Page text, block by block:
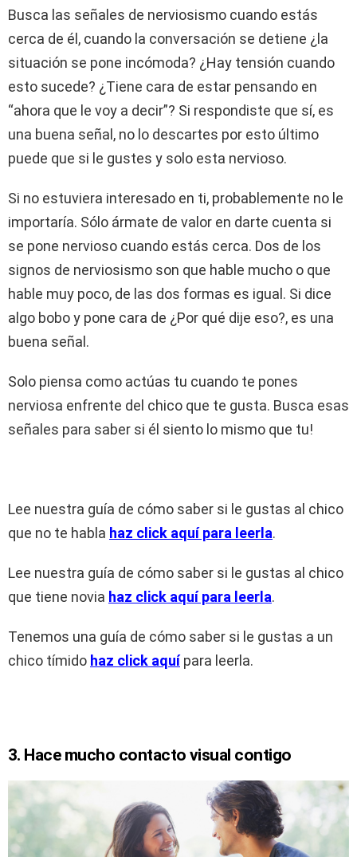
Busca las señales de nerviosismo cuando estás
cerca de él, cuando la conversación se detiene ¿la
situación se pone incómoda? ¿Hay tensión cuando
esto sucede? ¿Tiene cara de estar pensando en
“ahora que le voy a decir”? Si respondiste que sí, es
una buena señal, no lo descartes por esto último
puede que si le gustes y solo esta nervioso.
Si no estuviera interesado en ti, probablemente no le
importaría. Sólo ármate de valor en darte cuenta si
se pone nervioso cuando estás cerca. Dos de los
signos de nerviosismo son que hable mucho o que
hable muy poco, de las dos formas es igual. Si dice
algo bobo y pone cara de ¿Por qué dije eso?, es una
buena señal.
Solo piensa como actúas tu cuando te pones
nerviosa enfrente del chico que te gusta. Busca esas
señales para saber si él siento lo mismo que tu!
Lee nuestra guía de cómo saber si le gustas al chico
que no te habla haz click aquí para leerla.
Lee nuestra guía de cómo saber si le gustas al chico
que tiene novia haz click aquí para leerla.
Tenemos una guía de cómo saber si le gustas a un
chico tímido haz click aquípara leerla.
3. Hace mucho contacto visual contigo